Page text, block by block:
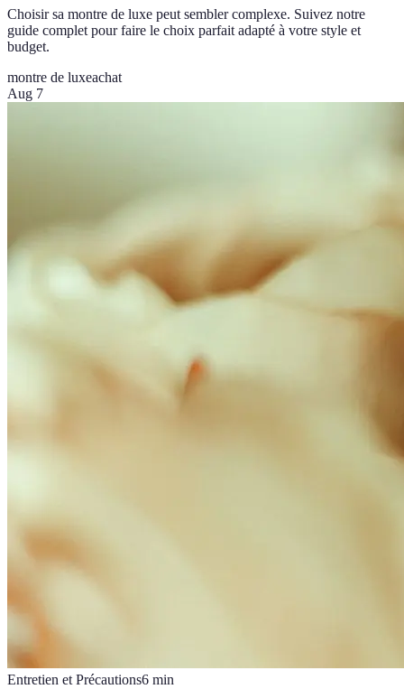
Choisir sa montre de luxe peut sembler complexe. Suivez notre
guide complet pour faire le choix parfait adapté à votre style et
budget.
montre de luxeachat
Aug 7
Entretien et Précautions6 min